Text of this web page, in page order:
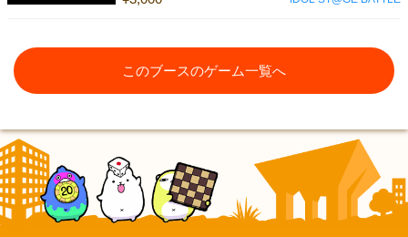
このブースのゲーム一覧へ